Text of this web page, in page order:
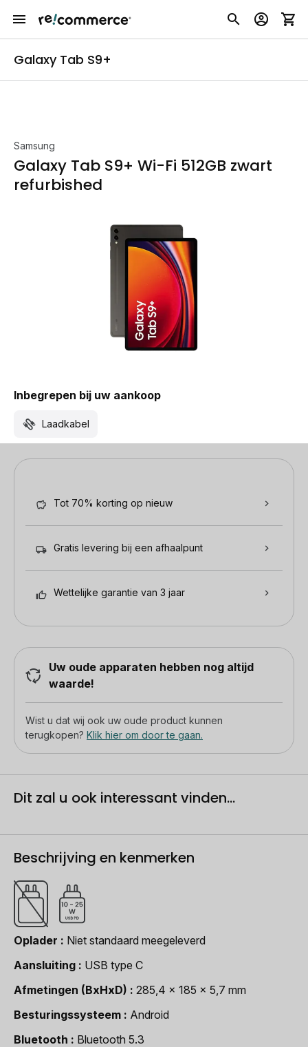
Galaxy Tab S9+
Samsung
Galaxy Tab S9+ Wi-Fi 512GB zwart
refurbished
Inbegrepen bij uw aankoop
Laadkabel
Tot 70% korting op nieuw
Gratis levering bij een afhaalpunt
Wettelijke garantie van 3 jaar
Uw oude apparaten hebben nog altijd
waarde!
Wist u dat wij ook uw oude product kunnen
terugkopen? Klik hier om door te gaan.
Dit zal u ook interessant vinden...
Beschrijving en kenmerken
Oplader
Niet standaard meegeleverd
Aansluiting
USB type C
Afmetingen (BxHxD)
285,4 x 185 x 5,7 mm
Besturingssysteem
Android
Bluetooth
Bluetooth 5.3